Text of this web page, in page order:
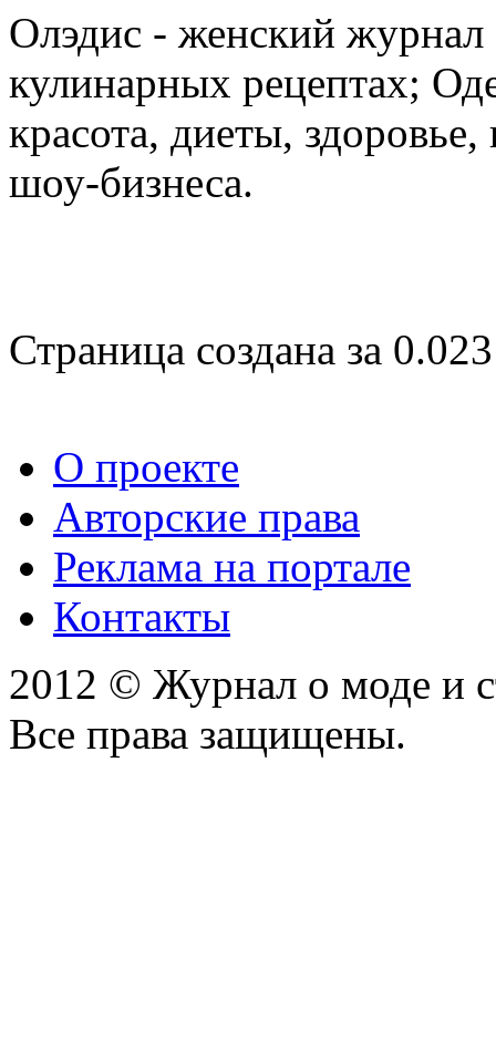
Олэдис - женский журнал
кулинарных рецептах;
красота, диеты,
шоу-бизнеса.
Страница создана за
О проекте
Авторские права
Реклама на портале
Контакты
2012 © Журнал о моде и
Все права защищены.